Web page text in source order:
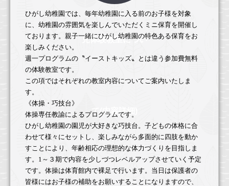
自然
幼稚園のご案内
園の一日
年間行事
健康・安全・設備
食育
預かり保育
入園のご案内
2026年度園児募集要項
児体験教室につい
て(内容詳細)
ひがし幼稚園では、毎年幼稚園に入る前のお子様を対象
に、幼稚園の雰囲気を楽しんでいただくミニ保育を開催し
ております。親子一緒にひがし幼稚園の特色ある保育をお
楽しみください。
週一プログラムの〝イーストキッズ〟とは違う参加費無料
の体験教室です。
この項ではそれぞれの教室内容についてご案内いたしま
す。
《体操・巧技台》
体操専任教諭によるプログラムです。
ひがし幼稚園の園児が大好きな巧技台。子どもの体格に合
わせて様々にセットし、楽しみながら多面的に四肢を動か
すことにより、年齢相応の理想的な体力づくりを目指しま
す。 1 ～３期で内容を少しづつレベルアップさせていく予定
です。体操は体育館内で裸足で行います。当日は保護者の
皆様にはお子様の補助をお願いすることになりますので、